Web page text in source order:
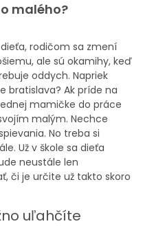
malého?
rodičom sa zmení
ale sú okamihy, keď
oddych. Napriek
bratislava? Ak príde na
mamičke do práce
malým. Nechce
No treba si
Už v škole sa dieťa
neustále len
či je určite už takto skoro
uľahčíte